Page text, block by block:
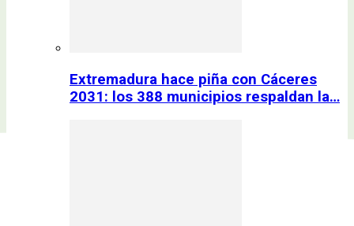
Extremadura hace piña con Cáceres
2031: los 388 municipios respaldan la…